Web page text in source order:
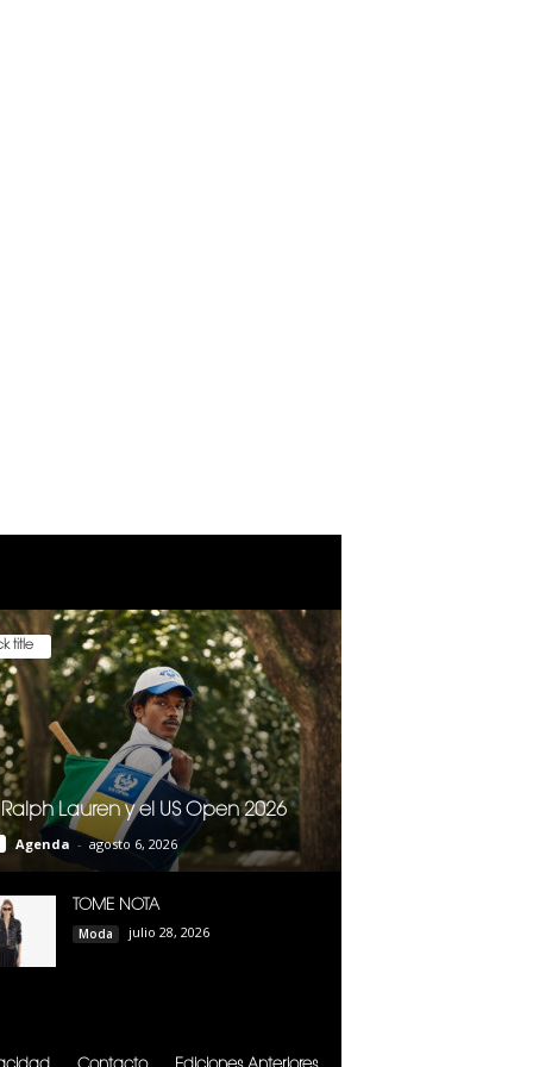
title
Lauren y el US Open 2026
Agenda - agosto 6, 2026
TOME NOTA
Moda julio 28, 2026